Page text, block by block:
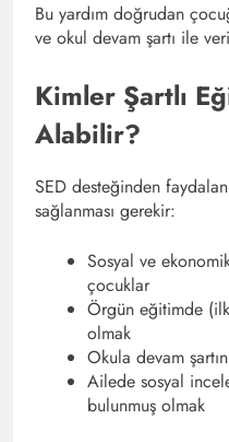
Bu yardım doğrudan
ve okul devam şartı ile
Kimler Şartlı
Alabilir?
SED desteğinden
sağlanması gerekir:
Sosyal ve
çocuklar
Örgün eğitimde
olmak
Okula devam
Ailede sosyal
bulunmuş olmak